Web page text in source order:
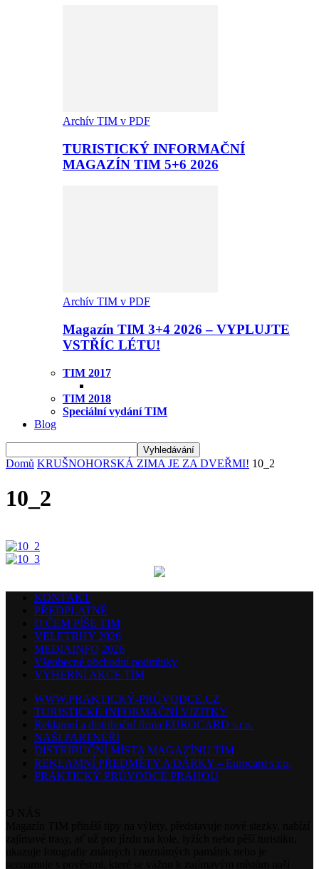
Archív TIM v PDF
TURISTICKÝ INFORMAČNÍ
MAGAZÍN TIM 5+6 2026
Archív TIM v PDF
Magazín TIM 3+4 2026 – VYPLUJTE
VSTŘÍC LÉTU!
TIM 2017
TIM 2018
Speciální vydání TIM
Blog
Domů KRUŠNOHORSKÁ ZIMA JE ZA DVEŘMI! 10_2
10_2
KONTAKT
PŘEDPLATNÉ
O ČEM PÍŠE TIM
VELETRHY 2026
MEDIAINFO 2026
Všeobecné obchodní podmínky
VÝHERNÍ AKCE TIM
WWW.PRAKTICKÝ-PRŮVODCE.CZ
TURISTICKÉ INFORMAČNÍ VIZITKY
Reklamní a distribuční firma EUROCARD s.r.o.
NAŠI PARTNEŘI
DISTRIBUČNÍ MÍSTA MAGAZÍNU TIM
REKLAMNÍ PŘEDMĚTY A DÁRKY – Eurocard s.r.o.
PRAKTICKÝ PRŮVODCE PRAHOU